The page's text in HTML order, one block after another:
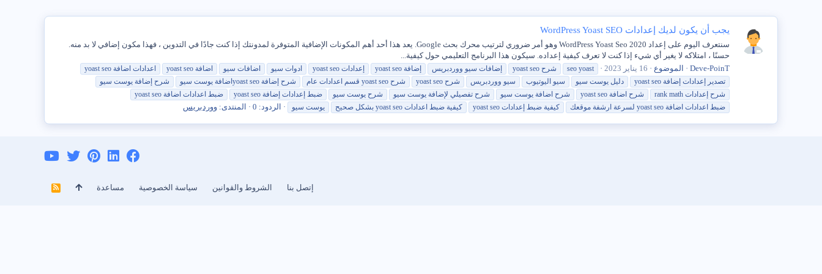
يجب أن يكون لديك إعدادات WordPress Yoast SEO
سنتعرف اليوم على إعداد WordPress Yoast Seo 2020 وهو أمر ضروري لترتيب محرك بحث Google. يعد هذا أحد أهم المكونات الإضافية المتوفرة لمدونتك إذا كنت جادًا في التدوين ، فهذا مكون إضافي لا بد منه.
حسنًا ، امتلاكه لا يغير أي شيء إذا كنت لا تعرف كيفية إعداده. سيكون هذا البرنامج التعليمي حول كيفية...
Deve-PoinT
الموضوع 16 يناير 2023 seo yoast
yoast seo شرح إضافات سيو ووردبريس إضافة yoast seo إعدادات yoast seo ادوات سيو اضافات سيو اضافة yoast seo اعدادات اضافة yoast seo
تصدير إعدادات إضافة
yoast seo دليل يوست سيو سيو اليوتيوب سيو ووردبريس شرح yoast seo شرح yoast seo قسم اعدادات عام شرح إضافة yoast seo اضافة يوست سيو شرح إضافة يوست سيو
شرح إعدادات rank math شرح اضافة yoast seo شرح اضافة يوست سيو شرح تفصيلي لإضافة يوست سيو شرح يوست سيو ضبط إعدادات إضافة yoast seo ضبط اعدادات اضافة yoast seo
ضبط اعدادات اضافة
yoast seo لسرعة ارشفة موقعك كيفية ضبط إعدادات yoast seo كيفية ضبط اعدادات yoast seo بشكل صحيح يوست سيو الردود: 0 المنتدى: ووردبريس
إتصل بنا الشروط والقوانين سياسة الخصوصية مساعدة
R